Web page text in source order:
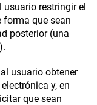
usuario restringir el
forma que sean
posterior (una
usuario obtener
y, en
que sean